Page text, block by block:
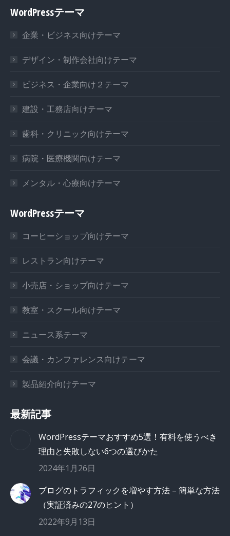
WordPressテーマ
企業・ビジネス向けテーマ
デザイン・制作会社向けテーマ
ビジネス・企業向け２テーマ
建設・工務店向けテーマ
歯科・クリニック向けテーマ
病院・医療機関向けテーマ
メンタル・心療向けテーマ
WordPressテーマ
コーヒーショップ向けテーマ
レストラン向けテーマ
小売店・ショップ向けテーマ
教室・スクール向けテーマ
ニュース系テーマ
会議・カンファレンス向けテーマ
製品紹介向けテーマ
最新記事
WordPressテーマおすすめ5選！有料を使うべき
理由と失敗しない6つの選びかた
2024年1月26日
ブログのトラフィックを増やす方法 – 簡単な方法
（実証済みの27のヒント）
2022年9月13日